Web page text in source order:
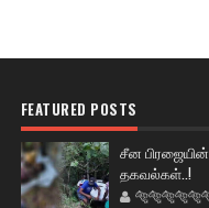
FEATURED POSTS
சீன
தகவல்கள்..!